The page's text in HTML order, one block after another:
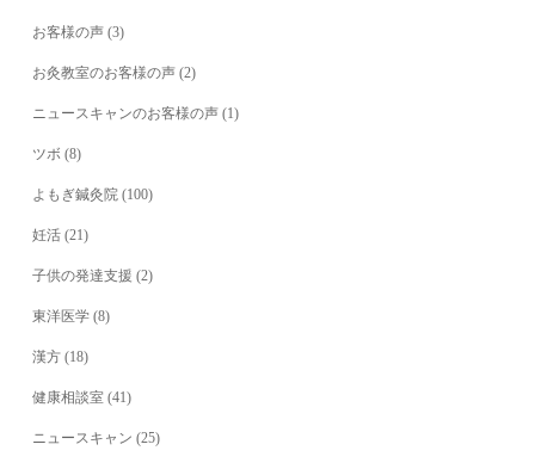
お客様の声 (3)
お灸教室のお客様の声 (2)
ニュースキャンのお客様の声 (1)
ツボ (8)
よもぎ鍼灸院 (100)
妊活 (21)
子供の発達支援 (2)
東洋医学 (8)
漢方 (18)
健康相談室 (41)
ニュースキャン (25)